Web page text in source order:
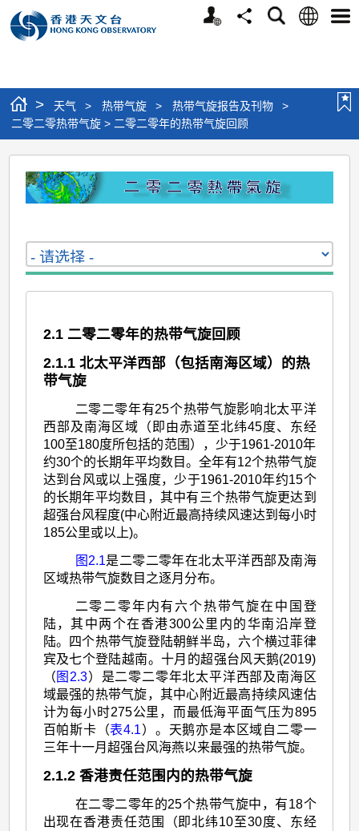
个
分
搜
语
选
> 天气 > 热带气旋 > 热带气旋报告及刊物
>
二零二零热带气旋 > 二零二零年的热带气旋回顾
二
零
零
热
带
2.1 二零二零年的热带气旋回顾
2.1.1 北太平洋西部（包括南海区域）的热
带气旋
二零二零年有25个热带气旋影响北太平洋
西部及南海区域（即由赤道至北纬45度、东经
100至180度所包括的范围），少于1961-2010年
约30个的长期年平均数目。全年有12个热带气旋
达到台风或以上强度，少于1961-2010年约15个
的长期年平均数目，其中有三个热带气旋更达到
超强台风程度(中心附近最高持续风速达到每小时
185公里或以上)。
图2.1是二零二零年在北太平洋西部及南海
区域热带气旋数目之逐月分布。
二零二零年内有六个热带气旋在中国登
陆，其中两个在香港300公里内的华南沿岸登
陆。四个热带气旋登陆朝鲜半岛，六个横过菲律
宾及七个登陆越南。十月的超强台风天鹅(2019)
（ 图2.3）是二零二零年北太平洋西部及南海区
域最强的热带气旋，其中心附近最高持续风速估
计为每小时275公里，而最低海平面气压为895
百帕斯卡（表4.1）。天鹅亦是本区域自二零一
三年十一月超强台风海燕以来最强的热带气旋。
2.1.2 香港责任范围内的热带气旋
在二零二零年的25个热带气旋中，有18个
出现在香港责任范围（即北纬10至30度、东经